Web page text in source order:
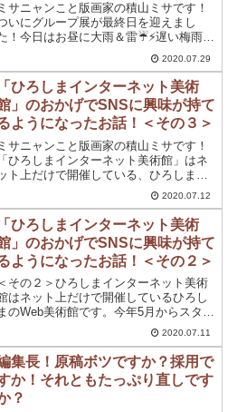
ミサニャンこと版画家の積山ミサです！
いにグループ展が最終日を迎えまし
！今日はお昼に大雨＆雷☔⚡遅い梅雨明
けになりますかね～雨が降るとデパート
さんのご来店者数は少なくなる傾向にあ
りますが今日は、来るわ～来るわ～の最
終日☆
2020.07.29
「ひろしまインターネット美術
」のおかげでSNSに興味が持て
ようになったお話！＜その３＞
ミサニャンこと版画家の積山ミサです！
「ひろしまインターネット美術館」はネ
ト上だけで開催している、ひろしまの
Web美術館です。＜その３＞でシリーズ
最終章☆1ヶ月ほどで思考が別人のように
変わったミサニャンの超初心者☆SNS事
情を語ります
2020.07.12
「ひろしまインターネット美術
」のおかげでSNSに興味が持て
ようになったお話！＜その２＞
＜その２＞ひろしまインターネット美術
はネット上だけで開催しているひろし
まのWeb美術館です。今年5月からスター
トでSNS歴は1ケ月ちょっとの超初心者！
1ヶ月ほどで思考が別人のように変わった
山ミサのSNS事情<第2回目＞を語りま
。
2020.07.11
集長！原稿ボツですか？採用で
か！それともたっぷり直しです
？